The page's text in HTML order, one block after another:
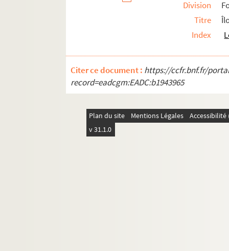
Division
Titre
Index
Citer ce document : https://ccfr.bnf.fr/
record=eadcgm:EADC:b1943965
Plan du site Mentions Légales
v 31.1.0